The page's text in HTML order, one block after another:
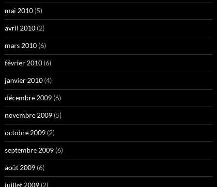
mai 2010 (5)
avril 2010 (2)
mars 2010 (6)
février 2010 (6)
janvier 2010 (4)
décembre 2009 (6)
novembre 2009 (5)
octobre 2009 (2)
septembre 2009 (6)
août 2009 (6)
juillet 2009 (2)